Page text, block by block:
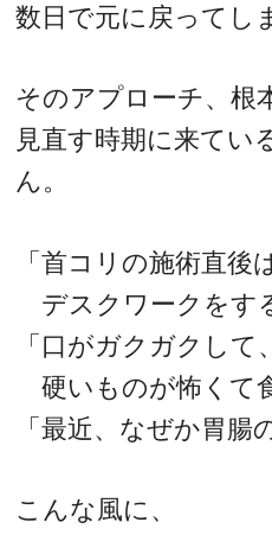
数日で元に戻ってし
そのアプローチ、根
見直す時期に来てい
ん。
「首コリの施術直後
デスクワークをす
「口がガクガクして、
硬いものが怖くて
「最近、なぜか胃腸
こんな風に、